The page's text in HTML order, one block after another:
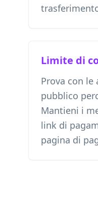
Limite di
Prova con le
pubblico
Mantieni i
link di
pagina di